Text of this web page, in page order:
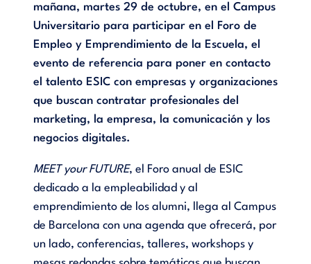
mañana, martes 29 de octubre, en el Campus
Universitario para participar en el Foro de
Empleo y Emprendimiento de la Escuela, el
evento de referencia para poner en contacto
el talento ESIC con empresas y organizaciones
que buscan contratar profesionales del
marketing, la empresa, la comunicación y los
negocios digitales.
MEET your FUTURE, el Foro anual de ESIC
dedicado a la empleabilidad y al
emprendimiento de los alumni, llega al Campus
de Barcelona con una agenda que ofrecerá, por
un lado, conferencias, talleres, workshops y